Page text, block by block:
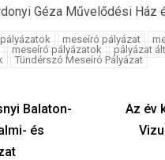
Géza Művelődési Ház
meseíró pályázat
meseíró pályázatok
pályázat
Tündérszó Meseíró Pályázat
Balaton-
és
Az év